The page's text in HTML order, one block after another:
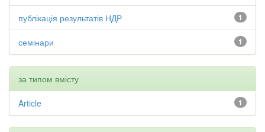
1
публікація результатів НДР
1
семінари
за типом вмісту
1
Article